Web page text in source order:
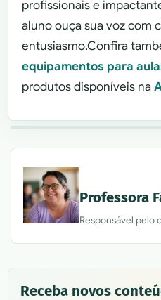
profissionais e
aluno ouça sua voz com
entusiasmo.Confira
equipamentos para
produtos disponíveis na
Professora
Responsável pelo
Receba novos